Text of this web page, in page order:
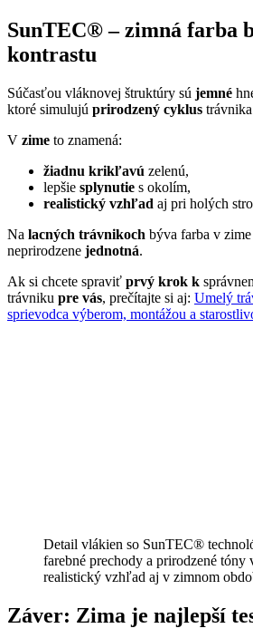
SunTEC® – zimná farba
kontrastu
Súčasťou vláknovej štruktúry sú jemné
ktoré simulujú prirodzený cyklus
V zime to znamená:
žiadnu krikľavú zelenú,
lepšie splynutie s okolím,
realistický vzhľad aj pri holých
Na lacných trávnikoch býva farba v
neprirodzene jednotná.
Ak si chcete spraviť prvý krok k
trávniku pre vás, prečítajte si aj: Umelý
sprievodca výberom, montážou a
Detail vlákien so SunTEC®
farebné prechody a prirodzené tóny
realistický vzhľad aj v zimnom
Záver: Zima je najlepší